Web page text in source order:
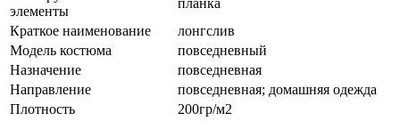
элементы
планка
Краткое наименование
лонгслив
Модель костюма
повседневный
Назначение
повседневная
Направление
повседневная; домашняя одежда
Плотность
200гр/м2